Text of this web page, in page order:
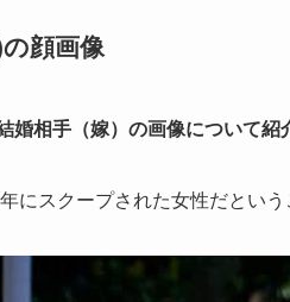
顔画像
婚相手（嫁）の画像について紹
にスクープされた女性だとい